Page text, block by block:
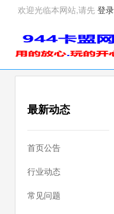
欢迎光临本网站,请先 登录
最新动态
首页公告
行业动态
常见问题